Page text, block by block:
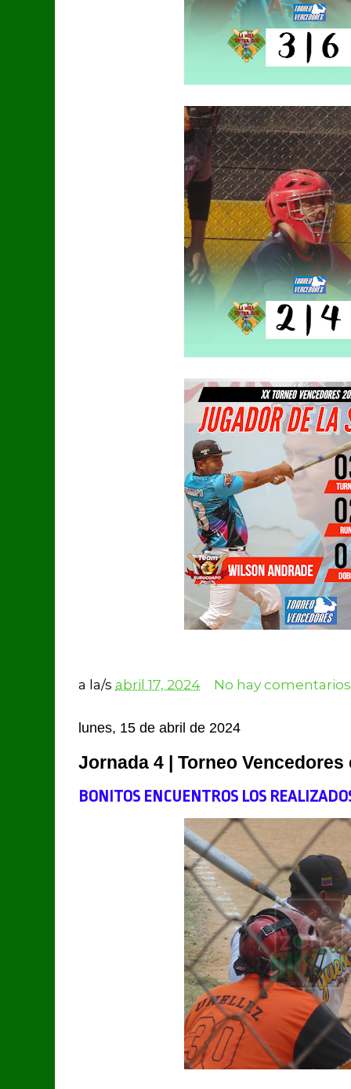
a la/s abril 17, 2024 No hay
lunes, 15 de abril de 2024
Jornada 4 | Torneo Vencedores
BONITOS ENCUENTROS LOS